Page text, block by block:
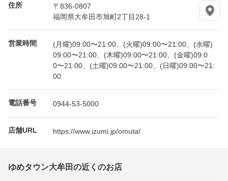
住所
〒836-0807
福岡県大牟田市旭町2丁目28-1
営業時間
(月曜)09:00〜21:00、(火曜)09:00〜21:00、(水曜)
09:00〜21:00、(木曜)09:00〜21:00、(金曜)09:0
0〜21:00、(土曜)09:00〜21:00、(日曜)09:00〜21:
00
電話番号 0944-53-5000
店舗URL https://www.izumi.jp/omuta/
ゆめタウン大牟田の近くのお店